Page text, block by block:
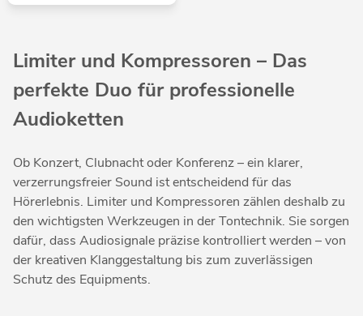
Limiter und Kompressoren – Das
perfekte Duo für professionelle
Audioketten
Ob Konzert, Clubnacht oder Konferenz – ein klarer,
verzerrungsfreier Sound ist entscheidend für das
Hörerlebnis. Limiter und Kompressoren zählen deshalb zu
den wichtigsten Werkzeugen in der Tontechnik. Sie sorgen
dafür, dass Audiosignale präzise kontrolliert werden – von
der kreativen Klanggestaltung bis zum zuverlässigen
Schutz des Equipments.